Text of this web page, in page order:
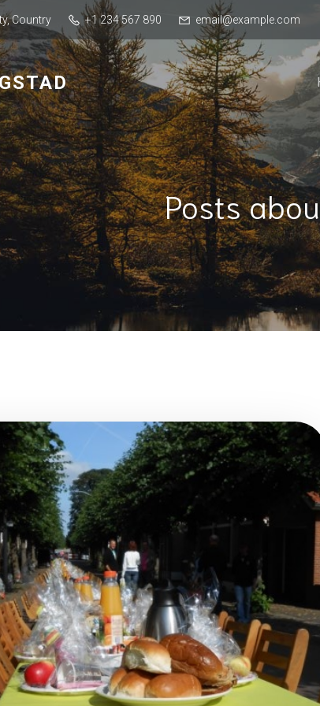
Country +1 234 567 890 email@example.com
Posts